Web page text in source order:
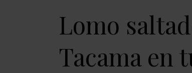
Lomo
Tacama en